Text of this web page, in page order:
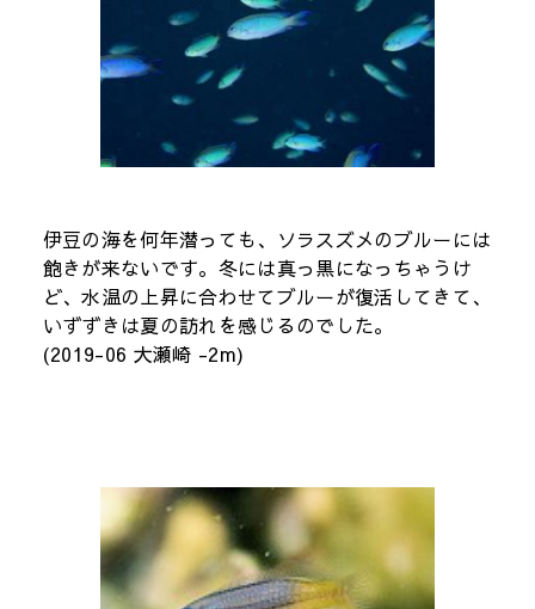
伊豆の海を何年潜っても、ソラスズメのブルーには
飽きが来ないです。冬には真っ黒になっちゃうけ
ど、水温の上昇に合わせてブルーが復活してきて、
いずずきは夏の訪れを感じるのでした。
(2019-06 大瀬崎 -2m)